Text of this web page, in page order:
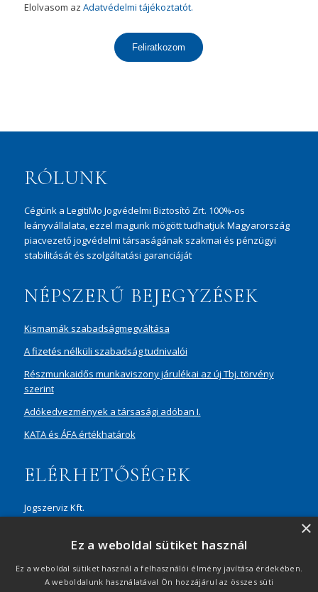
Elolvasom az Adatvédelmi tájékoztatót.
Feliratkozom
RÓLUNK
Cégünk a LegitiMo Jogvédelmi Biztosító Zrt. 100%-os
leányvállalata, ezzel magunk mögött tudhatjuk Magyarország
piacvezető jogvédelmi társaságának szakmai és pénzügyi
stabilitását és szolgáltatási garanciáját
NÉPSZERŰ BEJEGYZÉSEK
Kismamák szabadságmegváltása
A fizetés nélküli szabadság tudnivalói
Részmunkaidős munkaviszony járulékai az új Tbj. törvény
szerint
Adókedvezmények a társasági adóban I.
KATA és ÁFA értékhatárok
ELÉRHETŐSÉGEK
Jogszerviz Kft.
+36 20 429 0716
×
Ez a weboldal sütiket használ
Ez a weboldal sütiket használ a felhasználói élmény javítása érdekében.
A weboldalunk használatával Ön hozzájárul az összes süti